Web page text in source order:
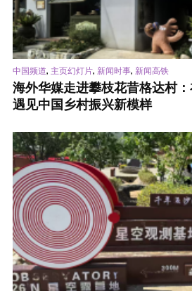
中国频道, 主页幻灯片, 新闻时事, 新闻高铁
海外华媒走进攀枝花昔格达村：
遇见中国乡村振兴新模样